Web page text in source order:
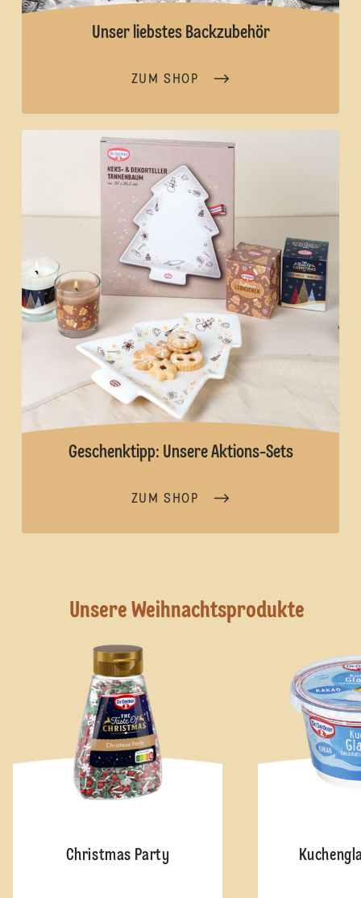
Unser liebstes Backzubehör
ZUM SHOP
Geschenktipp: Unsere Aktions-Sets
ZUM SHOP
Unsere Weihnachtsprodukte
Christmas Party